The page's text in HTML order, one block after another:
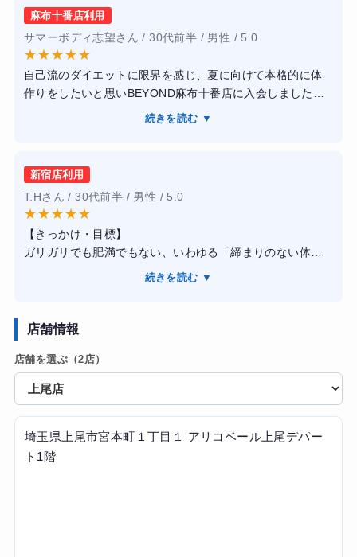
上がります。担当のトレーナーさんは現役のフィジーク選
手ということもあり、筋肉の動かし方や効かせ方の指導が
驚くほど的確でした。単に追い込むだけでなく、なぜこの
種目が必要なのかを論理的に説明してくれるため、納得感
を持って取り組めました。
【結果・変化】
3ヶ月のコースで体重はマイナス4kgでしたが、鏡で見ると
制限をせずとも体型を維持できる習慣が身についたのが最
大の収穫です。価格は安くはありませんが、人生が変わる
投資だったと感じています。
麻布十番店利用
サマーボディ志望さん / 30代前半 / 男性 / 5.0
★★★★★
自己流のダイエットに限界を感じ、夏に向けて本格的に体
作りをしたいと思いBEYOND麻布十番店に入会しました。
まず驚いたのはトレーナーの方々の知識量とスタイルの良
度な糖質制限をしない「しっかり食べて痩せる」食事管理
を提案してくれました。
施設内は非常に清潔感があり、白を基調としたスタイリッ
シュな空間で、通うだけでモチベーションが上がります。
結果として、3ヶ月のコースで体重はマイナス6キロ、体脂
肪率も大幅に下げることができ、長年目標だった腹筋のラ
インを出すことができました。パーソナルジムは決して安
ると、非常にコスパの良い投資だったと感じています。駅
ていたので、忙しい仕事の合間でも無理なく継続すること
ができました。
続きを読む ▼
新宿店利用
T.Hさん / 30代前半 / 男性 / 5.0
★★★★★
【きっかけ・目標】
ガリガリでも肥満でもない、いわゆる「締まりのない体
型」を打破したくて入会しました。夏に海へ行く予定があ
【感想】
ベルの身体をしており、説得力が段違いでした。トレーニ
ングはかなりハードですが、こちらの限界を見極めた上で
の追い込み方が絶妙で、自分一人では絶対に到達できない
強度で追い込めます。「あと1回！」の掛け声でモチベーシ
ョンが爆上がりします。また、BEYONDの大きな特徴であ
る「糖質を制限しない食事管理」は、米を食べながら痩せ
続きを読む ▼
店舗情報
店舗を選ぶ（2店）
埼玉県上尾市宮本町１丁目１ アリコベール上尾デパー
ト1階